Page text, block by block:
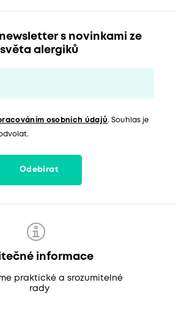
s novinkami ze
světa alergiků
osobních údajů. Souhlas je
Odebírat
informace
praktické a srozumitelné
rady